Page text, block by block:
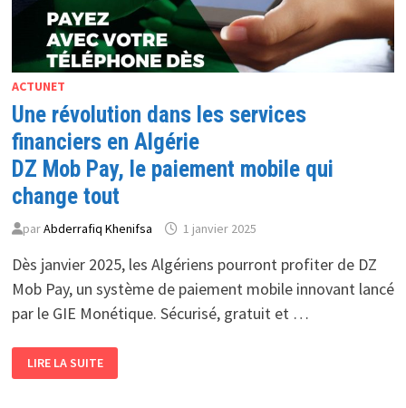
ACTUNET
Une révolution dans les services
financiers en Algérie
DZ Mob Pay, le paiement mobile qui
change tout
parAbderrafiq Khenifsa 1 janvier 2025
Dès janvier 2025, les Algériens pourront profiter de DZ
Mob Pay, un système de paiement mobile innovant lancé
par le GIE Monétique. Sécurisé, gratuit et …
RÉVOLUTION
DANS
LIRE LA SUITE